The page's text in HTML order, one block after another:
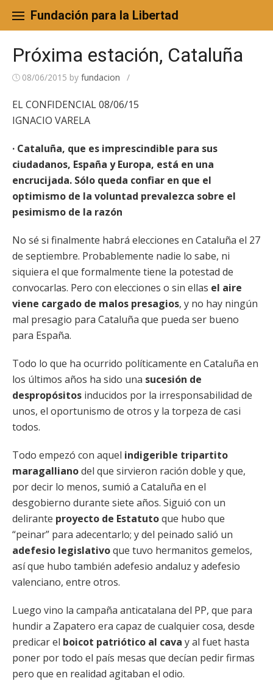
content
Fundación para la Libertad
Próxima estación, Cataluña
08/06/2015 by fundacion /
EL CONFIDENCIAL 08/06/15
IGNACIO VARELA
· Cataluña, que es imprescindible para sus
ciudadanos, España y Europa, está en una
encrucijada. Sólo queda confiar en que el
optimismo de la voluntad prevalezca sobre el
pesimismo de la razón
No sé si finalmente habrá elecciones en Cataluña el 27
de septiembre. Probablemente nadie lo sabe, ni
siquiera el que formalmente tiene la potestad de
convocarlas. Pero con elecciones o sin ellas el aire
viene cargado de malos presagios, y no hay ningún
mal presagio para Cataluña que pueda ser bueno
para España.
Todo lo que ha ocurrido políticamente en Cataluña en
los últimos años ha sido una sucesión de
despropósitos inducidos por la irresponsabilidad de
unos, el oportunismo de otros y la torpeza de casi
todos.
Todo empezó con aquel indigerible tripartito
maragallianodel que sirvieron ración doble y que,
por decir lo menos, sumió a Cataluña en el
desgobierno durante siete años. Siguió con un
delirante proyecto de Estatutoque hubo que
“peinar” para adecentarlo; y del peinado salió un
adefesio legislativoque tuvo hermanitos gemelos,
así que hubo también adefesio andaluz y adefesio
valenciano, entre otros.
Luego vino la campaña anticatalana del PP, que para
hundir a Zapatero era capaz de cualquier cosa, desde
predicar el boicot patriótico al cava y al fuet hasta
poner por todo el país mesas que decían pedir firmas
pero que en realidad agitaban el odio.